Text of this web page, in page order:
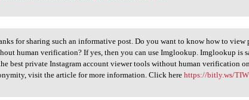
for sharing such an
for sharing such an informative post. Do you want to know how to view
human verification? If yes, then you can use Imglookup. Imglookup is
best private Instagram account viewer tools without human verification
visit the article for more information. Click herehttps://bitly.ws/